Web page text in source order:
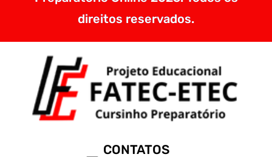
direitos reservados.
CONTATOS